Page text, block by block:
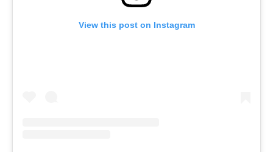
View this post on Instagram